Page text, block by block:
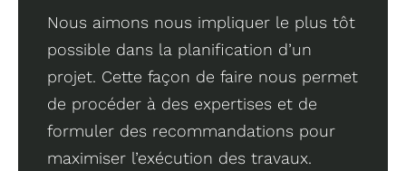
Nous aimons nous impliquer le plus tôt
possible dans la planification d’un
projet. Cette façon de faire nous permet
de procéder à des expertises et de
formuler des recommandations pour
maximiser l’exécution des travaux.